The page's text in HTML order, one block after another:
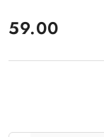
cena:
59.00